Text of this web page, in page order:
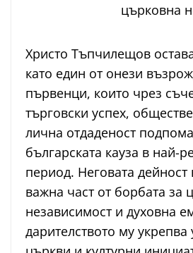
църковна
Христо Тъпчилещов
като един от онези
първенци, които чрез
търговски успех,
лична отдаденост
българската кауза в най-
период. Неговата
важна част от борбата за
независимост и духовна
дарителството му